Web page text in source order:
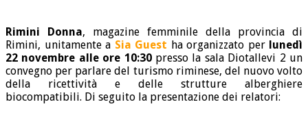
Rimini Donna, magazine femminile della provincia di
Rimini, unitamente a Sia Guest ha organizzato per lunedì
22 novembre alle ore 10:30presso la sala Diotallevi 2 un
convegno per parlare del turismo riminese, del nuovo volto
della ricettività e delle strutture alberghiere
biocompatibili. Di seguito la presentazione dei relatori: